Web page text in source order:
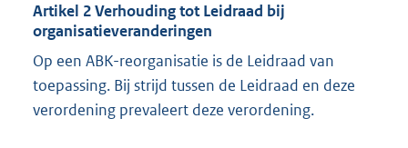
Artikel 2 Verhouding tot Leidraad bij
organisatieveranderingen
Op een ABK-reorganisatie is de Leidraad van
toepassing. Bij strijd tussen de Leidraad en deze
verordening prevaleert deze verordening.